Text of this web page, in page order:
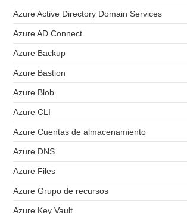
Azure Active Directory Domain Services
Azure AD Connect
Azure Backup
Azure Bastion
Azure Blob
Azure CLI
Azure Cuentas de almacenamiento
Azure DNS
Azure Files
Azure Grupo de recursos
Azure Key Vault